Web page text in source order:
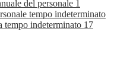
del personale 1
tempo indeterminato
tempo indeterminato 17